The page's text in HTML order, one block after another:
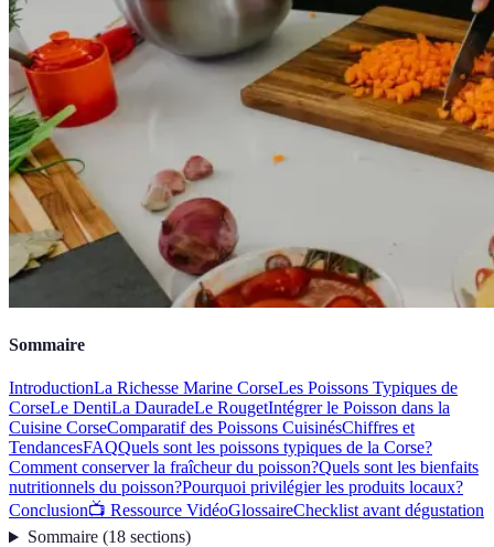
Sommaire
IntroductionLa Richesse Marine CorseLes Poissons Typiques de
CorseLe DentiLa DauradeLe RougetIntégrer le Poisson dans la
Cuisine CorseComparatif des Poissons CuisinésChiffres et
TendancesFAQQuels sont les poissons typiques de la Corse?
Comment conserver la fraîcheur du poisson?Quels sont les bienfaits
nutritionnels du poisson?Pourquoi privilégier les produits locaux?
Conclusion📺 Ressource VidéoGlossaireChecklist avant dégustation
Sommaire(18 sections)